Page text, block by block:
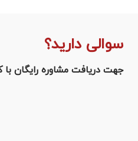
سوالی دارید؟
جهت دریافت مشاوره رایگان